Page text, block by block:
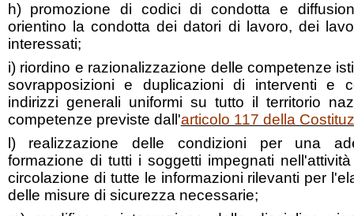
h) promozione di codici di condotta e
orientino la condotta dei datori di lavoro, dei
interessati;
i) riordino e razionalizzazione delle competenze
sovrapposizioni e duplicazioni di interventi e
indirizzi generali uniformi su tutto il territorio
competenze previste dall'articolo 117 della
l) realizzazione delle condizioni per una
formazione di tutti i soggetti impegnati
circolazione di tutte le informazioni rilevanti per
delle misure di sicurezza necessarie;